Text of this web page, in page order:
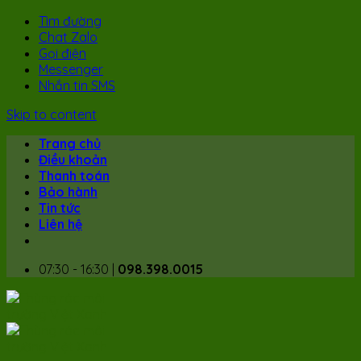
Tìm đường
Chat Zalo
Gọi điện
Messenger
Nhắn tin SMS
Skip to content
Trang chủ
Điều khoản
Thanh toán
Bảo hành
Tin tức
Liên hệ
07:30 - 16:30 | 098.398.0015